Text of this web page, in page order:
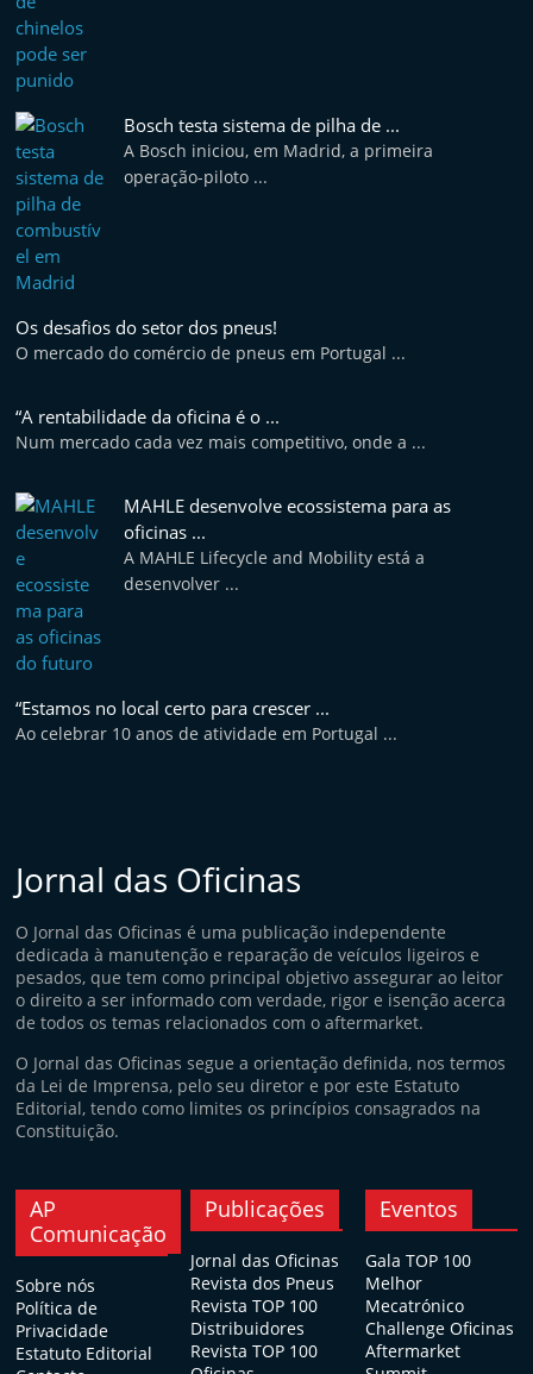
Bosch testa sistema de pilha de ...
A Bosch iniciou, em Madrid, a primeira
operação-piloto ...
Os desafios do setor dos pneus!
O mercado do comércio de pneus em Portugal ...
“A rentabilidade da oficina é o ...
Num mercado cada vez mais competitivo, onde a ...
MAHLE desenvolve ecossistema para as
oficinas ...
A MAHLE Lifecycle and Mobility está a
desenvolver ...
“Estamos no local certo para crescer ...
Ao celebrar 10 anos de atividade em Portugal ...
Jornal das Oficinas
O Jornal das Oficinas é uma publicação independente
dedicada à manutenção e reparação de veículos ligeiros e
pesados, que tem como principal objetivo assegurar ao leitor
o direito a ser informado com verdade, rigor e isenção acerca
de todos os temas relacionados com o aftermarket.
O Jornal das Oficinas segue a orientação definida, nos termos
da Lei de Imprensa, pelo seu diretor e por este Estatuto
Editorial, tendo como limites os princípios consagrados na
Constituição.
AP
Comunicação
Sobre nós
Política de
Privacidade
Estatuto Editorial
Publicações
Jornal das Oficinas
Revista dos Pneus
Revista TOP 100
Distribuidores
Revista TOP 100
Eventos
Gala TOP 100
Melhor
Mecatrónico
Challenge Oficinas
Aftermarket